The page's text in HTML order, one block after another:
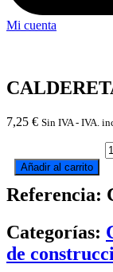
Mi cuenta
7,25 € Sin IVA - IVA.
Añadir al carrito
Referencia:
Categorías:
de